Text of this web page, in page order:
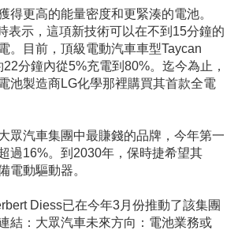
得更高的能量密度和更緊湊的電池。
表示，這項新技術可以在不到15分鐘的
。目前，頂級電動汽車車型Taycan
分鐘內從5%充電到80%。迄今為止，
池製造商LG化學那裡購買其首款全電
眾汽車集團中最賺錢的品牌，今年第一
過16%。到2030年，保時捷希望其
電動驅動器。
Diess已在今年3月份推動了該集團
結：大眾汽車未來方向：電池業務或